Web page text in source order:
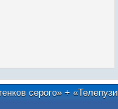
серого» +